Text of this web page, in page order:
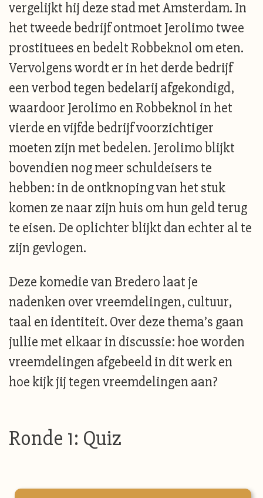
vergelijkt hij deze stad met Amsterdam. In
het tweede bedrijf ontmoet Jerolimo twee
prostituees en bedelt Robbeknol om eten.
Vervolgens wordt er in het derde bedrijf
een verbod tegen bedelarij afgekondigd,
waardoor Jerolimo en Robbeknol in het
vierde en vijfde bedrijf voorzichtiger
moeten zijn met bedelen. Jerolimo blijkt
bovendien nog meer schuldeisers te
hebben: in de ontknoping van het stuk
komen ze naar zijn huis om hun geld terug
te eisen. De oplichter blijkt dan echter al te
zijn gevlogen.
Deze komedie van Bredero laat je
nadenken over vreemdelingen, cultuur,
taal en identiteit. Over deze thema’s gaan
jullie met elkaar in discussie: hoe worden
vreemdelingen afgebeeld in dit werk en
hoe kijk jij tegen vreemdelingen aan?
Ronde 1: Quiz